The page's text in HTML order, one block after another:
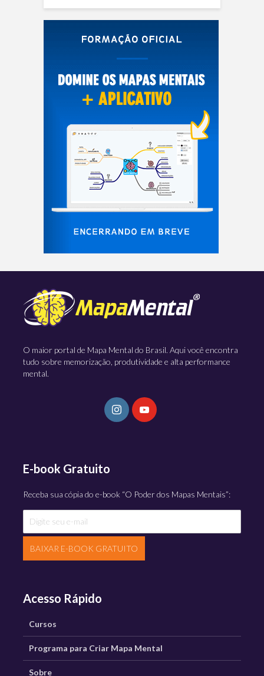
O maior portal de Mapa Mental do Brasil. Aqui você encontra
tudo sobre memorização, produtividade e alta performance
mental.
E-book Gratuito
Receba sua cópia do e-book “O Poder dos Mapas Mentais”:
BAIXAR E-BOOK GRATUITO
Acesso Rápido
Cursos
Programa para Criar Mapa Mental
Sobre